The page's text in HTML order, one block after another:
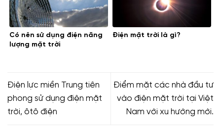
Có nên sử dụng điện năng
lượng mặt trời
Điện mặt trời là gì?
Điện lực miền Trung tiên
phong sử dụng điện mặt
trời, ôtô điện
Điểm mặt các nhà đầu tư
vào điện mặt trời tại Việt
Nam với xu hướng mới.